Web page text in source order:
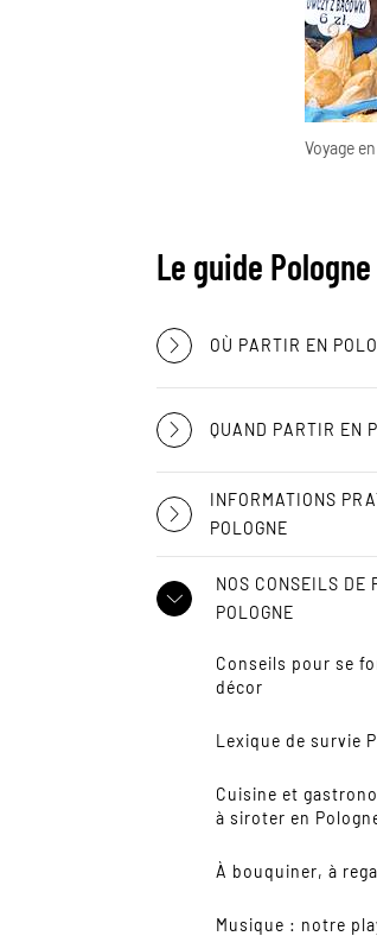
Voyage
Le guide Pologne
OÙ PARTIR EN
QUAND PARTIR EN
INFORMATIONS
POLOGNE
NOS CONSEILS DE
POLOGNE
Conseils pour se
décor
Lexique de survie
Cuisine et
à siroter en
À bouquiner, à
Musique : notre